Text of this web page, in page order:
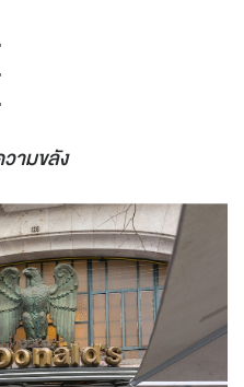
ามขลัง